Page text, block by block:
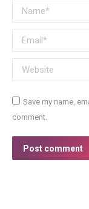
Name *
Email *
Website
Save my name,
comment.
Post comment